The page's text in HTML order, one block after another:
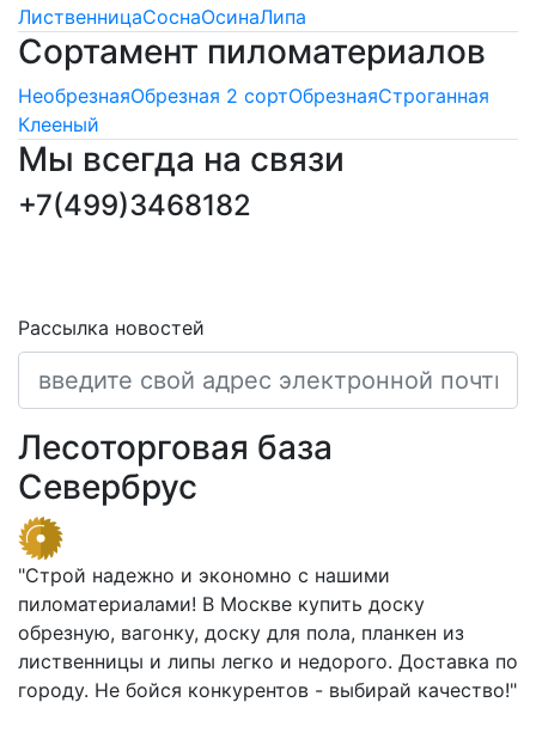
ЛиственницаСоснаОсинаЛипа
Сортамент пиломатериалов
НеобрезнаяОбрезная 2 сортОбрезнаяСтроганная
Клееный
Мы всегда на связи
+7(499)3468182
Рассылка новостей
Лесоторговая база
Севербрус
"Строй надежно и экономно с нашими
пиломатериалами! В Москве купить доску
обрезную, вагонку, доску для пола, планкен из
лиственницы и липы легко и недорого. Доставка по
городу. Не бойся конкурентов - выбирай качество!"